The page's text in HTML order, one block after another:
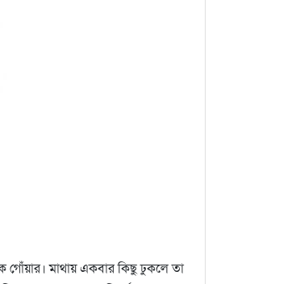
গোঁয়ার। মাথায় একবার কিছু ঢুকলে তা